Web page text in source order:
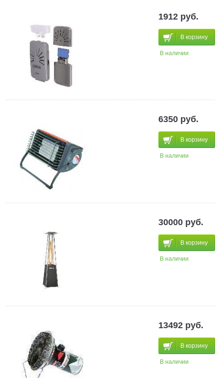
1912 руб.
В корзину
В наличии
6350 руб.
В корзину
В наличии
30000 руб.
В корзину
В наличии
13492 руб.
В корзину
В наличии